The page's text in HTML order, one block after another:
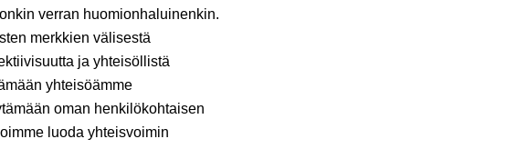
verran huomionhaluinenkin.
merkkien välisestä
ja yhteisöllistä
yhteisöämme
oman henkilökohtaisen
luoda yhteisvoimin